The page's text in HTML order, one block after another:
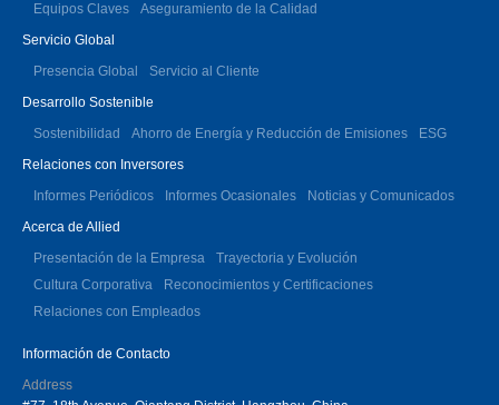
Equipos Claves
Aseguramiento de la Calidad
Servicio Global
Presencia Global
Servicio al Cliente
Desarrollo Sostenible
Sostenibilidad
Ahorro de Energía y Reducción de Emisiones
ESG
Relaciones con Inversores
Informes Periódicos
Informes Ocasionales
Noticias y Comunicados
Acerca de Allied
Presentación de la Empresa
Trayectoria y Evolución
Cultura Corporativa
Reconocimientos y Certificaciones
Relaciones con Empleados
Información de Contacto
Address